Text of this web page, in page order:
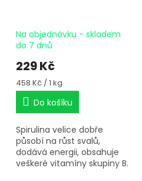
Na objednávku - skladem
do 7 dnů
229 Kč
Měrná
cena:
458 Kč / 1 kg
Do košíku
Spirulina velice dobře
působí na růst svalů,
dodává energii, obsahuje
veškeré vitamíny skupiny B.